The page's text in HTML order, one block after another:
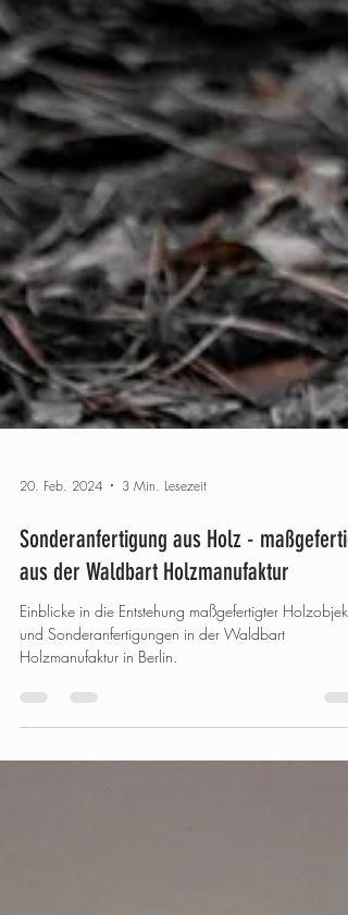
20. Feb. 2024 3 Min. Lesezeit
aus der Waldbart Holzmanufaktur
Einblicke in die Entstehung maßgefertigter Holzobjekte
und Sonderanfertigungen in der Waldbart